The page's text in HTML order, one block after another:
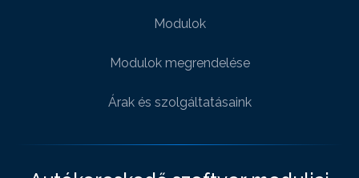
Modulok
Modulok megrendelése
Árak és szolgáltatásaink